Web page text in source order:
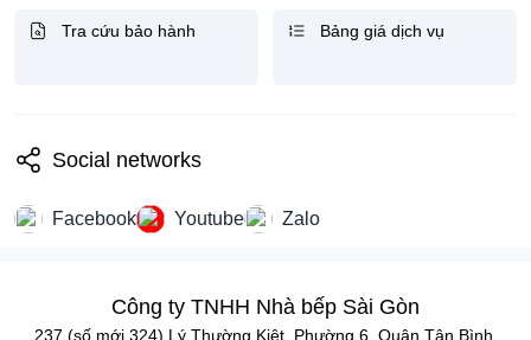
Tra cứu bảo hành Bảng giá dịch vụ
Social networks
Facebook Youtube Zalo
Công ty TNHH Nhà bếp Sài Gòn
237 (số mới 324) Lý Thường Kiệt, Phường 6, Quận Tân Bình,